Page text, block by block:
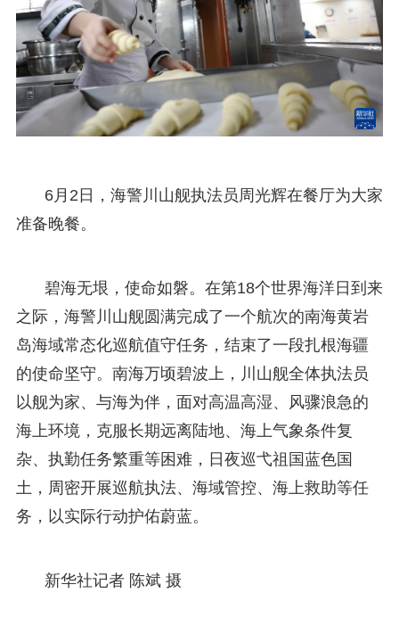
6月2日，海警川山舰执法员周光辉在餐厅为大家
准备晚餐。
碧海无垠，使命如磐。在第18个世界海洋日到来
之际，海警川山舰圆满完成了一个航次的南海黄岩
岛海域常态化巡航值守任务，结束了一段扎根海疆
的使命坚守。南海万顷碧波上，川山舰全体执法员
以舰为家、与海为伴，面对高温高湿、风骤浪急的
海上环境，克服长期远离陆地、海上气象条件复
杂、执勤任务繁重等困难，日夜巡弋祖国蓝色国
土，周密开展巡航执法、海域管控、海上救助等任
务，以实际行动护佑蔚蓝。
新华社记者 陈斌 摄